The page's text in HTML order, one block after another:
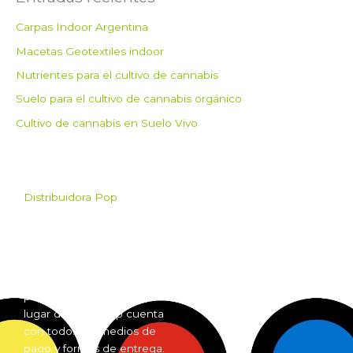
Carpas Indoor Argentina
Macetas Geotextiles indoor
Nutrientes para el cultivo de cannabis
Suelo para el cultivo de cannabis orgánico
Cultivo de cannabis en Suelo Vivo
Distribuidora Pop
por mayor desde cualquier
lugar del país. Pop cuenta
con todos los medios de
pago y formas de entrega.